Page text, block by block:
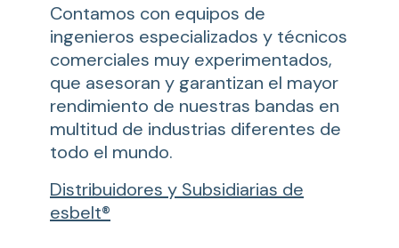
Contamos con equipos de
ingenieros especializados y técnicos
comerciales muy experimentados,
que asesoran y garantizan el mayor
rendimiento de nuestras bandas en
multitud de industrias diferentes de
todo el mundo.
Distribuidores y Subsidiarias de
esbelt®